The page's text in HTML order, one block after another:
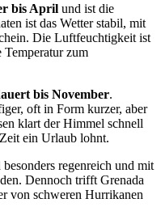
bis April und ist die
ist das Wetter stabil, mit
Die Luftfeuchtigkeit ist
Temperatur zum
bis November.
oft in Form kurzer, aber
klart der Himmel schnell
ein Urlaub lohnt.
besonders regenreich und mit
Dennoch trifft Grenada
von schweren Hurrikanen